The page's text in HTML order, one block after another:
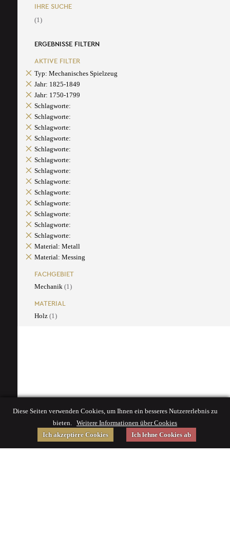
IHRE SUCHE
(1)
ERGEBNISSE FILTERN
AKTIVE FILTER
Typ: Mechanisches Spielzeug
Jahr: 1825-1849
Jahr: 1750-1799
Schlagworte:
Schlagworte:
Schlagworte:
Schlagworte:
Schlagworte:
Schlagworte:
Schlagworte:
Schlagworte:
Schlagworte:
Schlagworte:
Schlagworte:
Schlagworte:
Schlagworte:
Material: Metall
Material: Messing
FACHGEBIET
Mechanik (1)
MATERIAL
Holz (1)
Diese Seiten verwenden Cookies, um Ihnen ein besseres Nutzererlebnis zu
bieten. Weitere Informationen über Cookies
Ich akzeptiere Cookies
Ich lehne Cookies ab